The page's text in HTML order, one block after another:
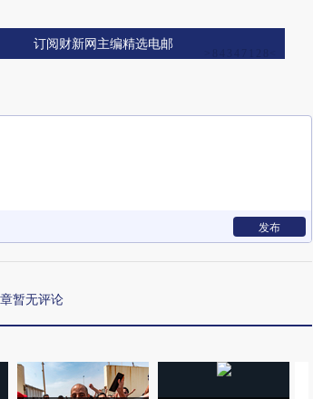
订阅财新网主编精选电邮
发布
暂无评论